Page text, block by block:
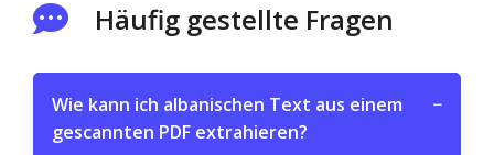
Häufig gestellte Fragen
Wie kann ich albanischen Text aus einem
gescannten PDF extrahieren?
−